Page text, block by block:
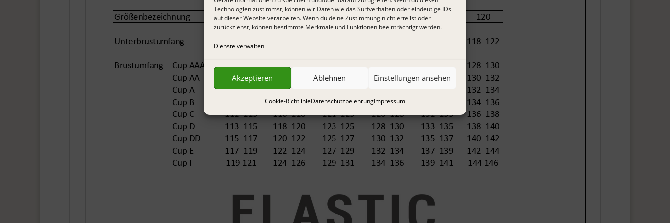
Technologien zustimmst, können wir Daten wie das Surfverhalten oder eindeutige IDs
auf dieser Website verarbeiten. Wenn du deine Zustimmung nicht erteilst oder
zurückziehst, können bestimmte Merkmale und Funktionen beeinträchtigt werden.
Dienste verwalten
Akzeptieren Ablehnen Einstellungen ansehen
Cookie-RichtlinieDatenschutzbelehrungImpressum